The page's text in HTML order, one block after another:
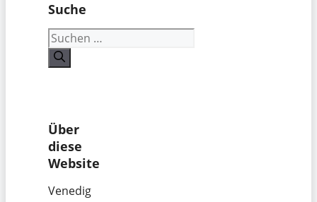
Suche
Suchen
nach:
Über
diese
Website
Venedig